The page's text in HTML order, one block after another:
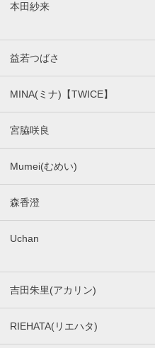
本田紗来
益若つばさ
MINA(ミナ)【TWICE】
宮脇咲良
Mumei(むめい)
森香澄
Uchan
吉田朱里(アカリン)
RIEHATA(リエハタ)